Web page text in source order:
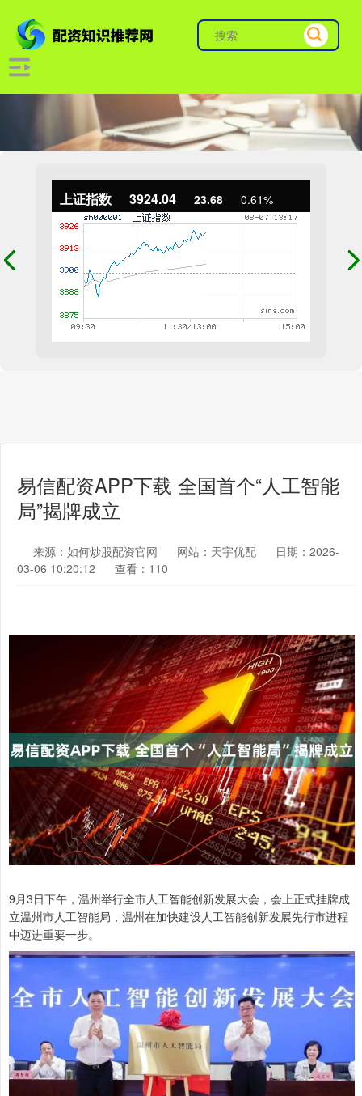
上证指数 3924.04 23.68 0.61%
易信配资APP下载 全国首个“人工智能
局”揭牌成立
来源：如何炒股配资官网 网站：天宇优配
日期：2026-
03-06 10:20:12
查看：110
9月3日下午，温州举行全市人工智能创新发展大会，会上正式挂牌成
立温州市人工智能局，温州在加快建设人工智能创新发展先行市进程
中迈进重要一步。